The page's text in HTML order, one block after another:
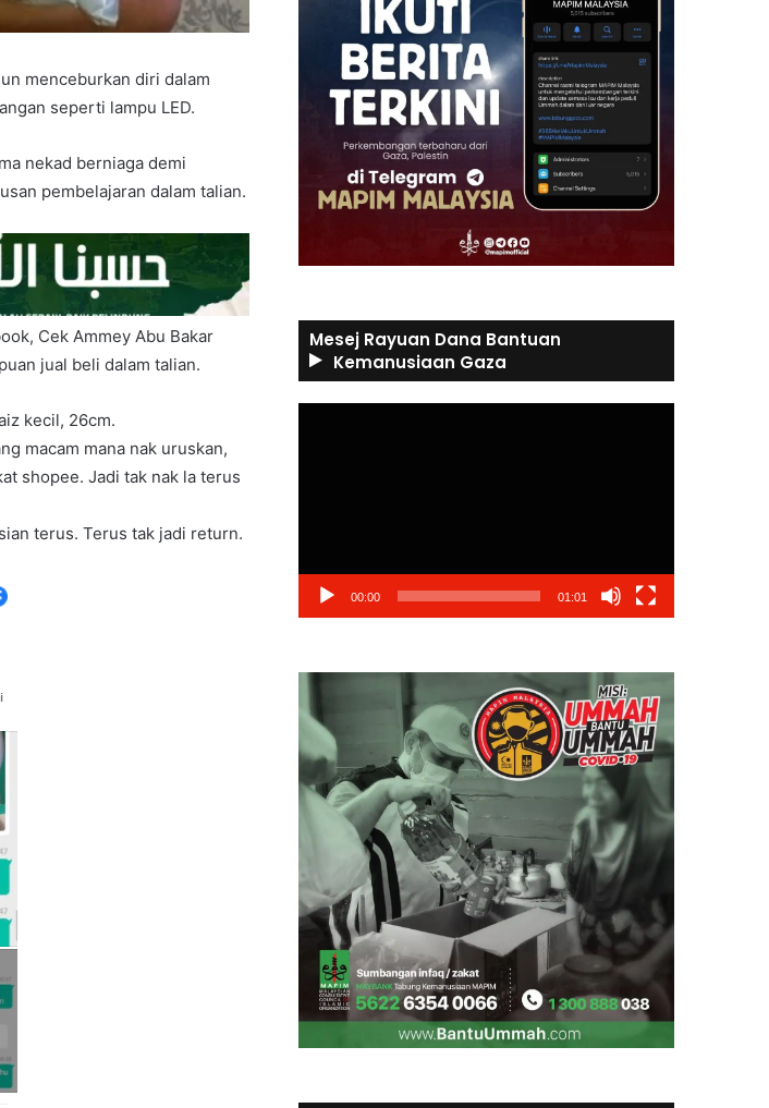
menceburkan diri dalam
seperti lampu LED.
nekad berniaga demi
pembelajaran dalam talian.
Cek Ammey Abu Bakar
jual beli dalam talian.
kecil, 26cm.
macam mana nak uruskan,
shopee. Jadi tak nak la terus
terus. Terus tak jadi return.
Mesej Rayuan Dana Bantuan
Kemanusiaan Gaza
00:00 01:01